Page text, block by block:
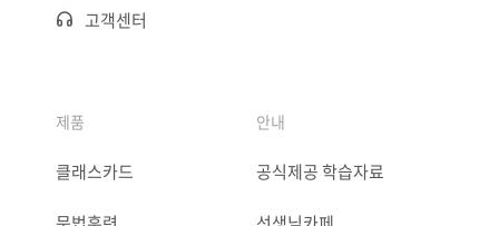
고객센터
제품
클래스카드
안내
공식제공 학습자료